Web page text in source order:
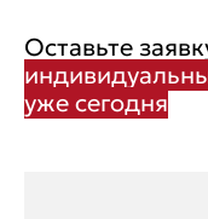
Оставьте
уже сегодня